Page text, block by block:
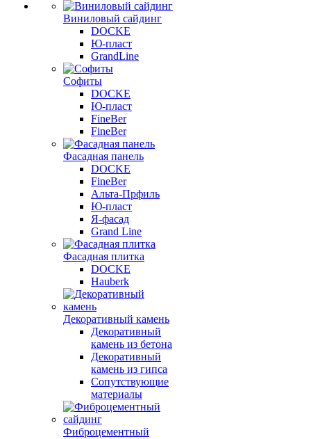
Виниловый сайдинг
DOCKE
Ю-пласт
GrandLine
Софиты
DOCKE
Ю-пласт
FineBer
FineBer
Фасадная панель
DOCKE
FineBer
Альта-Прфиль
Ю-пласт
Я-фасад
Grand Line
Фасадная плитка
DOCKE
Hauberk
Декоративный камень
Декоративный
камень из бетона
Декоративный
камень из гипса
Сопутствующие
материалы
Фиброцементный